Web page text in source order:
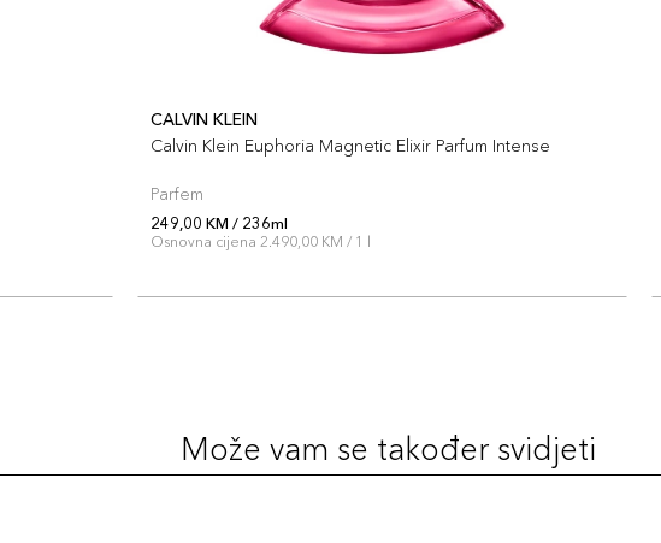
CALVIN KLEIN
Calvin Klein Euphoria Magnetic Elixir Parfum Intense
Parfem
249,00 KM / 236ml
Osnovna cijena 2.490,00 KM / 1 l
Može vam se također svidjeti